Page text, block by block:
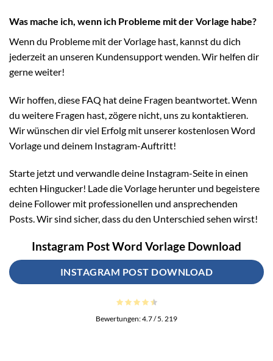
Was mache ich, wenn ich Probleme mit der Vorlage habe?
Wenn du Probleme mit der Vorlage hast, kannst du dich
jederzeit an unseren Kundensupport wenden. Wir helfen dir
gerne weiter!
Wir hoffen, diese FAQ hat deine Fragen beantwortet. Wenn
du weitere Fragen hast, zögere nicht, uns zu kontaktieren.
Wir wünschen dir viel Erfolg mit unserer kostenlosen Word
Vorlage und deinem Instagram-Auftritt!
Starte jetzt und verwandle deine Instagram-Seite in einen
echten Hingucker! Lade die Vorlage herunter und begeistere
deine Follower mit professionellen und ansprechenden
Posts. Wir sind sicher, dass du den Unterschied sehen wirst!
Instagram Post Word Vorlage Download
INSTAGRAM POST DOWNLOAD
Bewertungen:4.7/ 5. 219